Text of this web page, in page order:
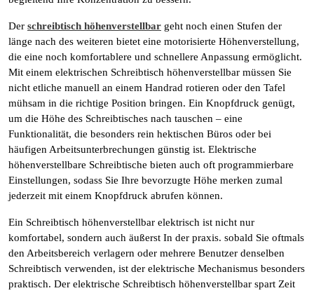
Der schreibtisch höhenverstellbar geht noch einen Stufen der
länge nach des weiteren bietet eine motorisierte Höhenverstellung,
die eine noch komfortablere und schnellere Anpassung ermöglicht.
Mit einem elektrischen Schreibtisch höhenverstellbar müssen Sie
nicht etliche manuell an einem Handrad rotieren oder den Tafel
mühsam in die richtige Position bringen. Ein Knopfdruck genügt,
um die Höhe des Schreibtisches nach tauschen – eine
Funktionalität, die besonders rein hektischen Büros oder bei
häufigen Arbeitsunterbrechungen günstig ist. Elektrische
höhenverstellbare Schreibtische bieten auch oft programmierbare
Einstellungen, sodass Sie Ihre bevorzugte Höhe merken zumal
jederzeit mit einem Knopfdruck abrufen können.
Ein Schreibtisch höhenverstellbar elektrisch ist nicht nur
komfortabel, sondern auch äußerst In der praxis. sobald Sie oftmals
den Arbeitsbereich verlagern oder mehrere Benutzer denselben
Schreibtisch verwenden, ist der elektrische Mechanismus besonders
praktisch. Der elektrische Schreibtisch höhenverstellbar spart Zeit